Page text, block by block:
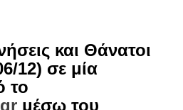
και Θάνατοι
12) σε μία
το
μέσω του